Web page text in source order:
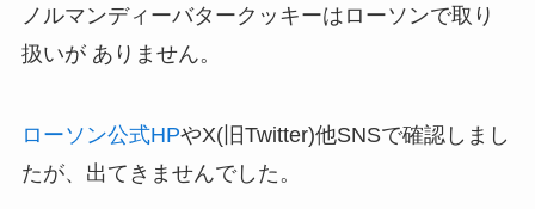
ノルマンディーバタークッキーはローソンで取り
扱いが ありません。
ローソン公式HPやX(旧Twitter)他SNSで確認しまし
たが、出てきませんでした。